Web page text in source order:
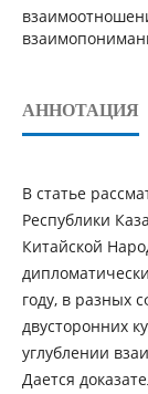
АННОТАЦИЯ
В статье
Республики
Китайской
году, в разных
двусторонних
углублении
Дается